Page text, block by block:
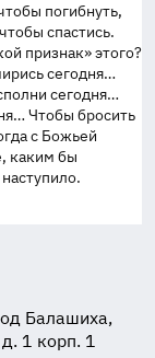
погибнуть,
спастись.
признак» этого?
сегодня…
сегодня…
Чтобы бросить
с Божьей
каким бы
Балашиха,
1 корп. 1